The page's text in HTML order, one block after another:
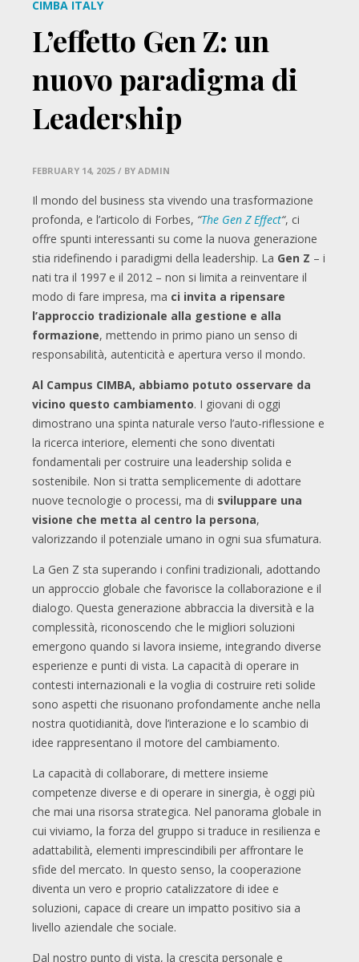
CIMBA ITALY
L’effetto Gen Z: un
nuovo paradigma di
Leadership
FEBRUARY 14, 2025 / BY ADMIN
Il mondo del business sta vivendo una trasformazione
profonda, e l’articolo di Forbes, “The Gen Z Effect“, ci
offre spunti interessanti su come la nuova generazione
stia ridefinendo i paradigmi della leadership. La Gen Z – i
nati tra il 1997 e il 2012 – non si limita a reinventare il
modo di fare impresa, ma ci invita a ripensare
l’approccio tradizionale alla gestione e alla
formazione, mettendo in primo piano un senso di
responsabilità, autenticità e apertura verso il mondo.
Al Campus CIMBA, abbiamo potuto osservare da
vicino questo cambiamento. I giovani di oggi
dimostrano una spinta naturale verso l’auto-riflessione e
la ricerca interiore, elementi che sono diventati
fondamentali per costruire una leadership solida e
sostenibile. Non si tratta semplicemente di adottare
nuove tecnologie o processi, ma di sviluppare una
visione che metta al centro la persona,
valorizzando il potenziale umano in ogni sua sfumatura.
La Gen Z sta superando i confini tradizionali, adottando
un approccio globale che favorisce la collaborazione e il
dialogo. Questa generazione abbraccia la diversità e la
complessità, riconoscendo che le migliori soluzioni
emergono quando si lavora insieme, integrando diverse
esperienze e punti di vista. La capacità di operare in
contesti internazionali e la voglia di costruire reti solide
sono aspetti che risuonano profondamente anche nella
nostra quotidianità, dove l’interazione e lo scambio di
idee rappresentano il motore del cambiamento.
La capacità di collaborare, di mettere insieme
competenze diverse e di operare in sinergia, è oggi più
che mai una risorsa strategica. Nel panorama globale in
cui viviamo, la forza del gruppo si traduce in resilienza e
adattabilità, elementi imprescindibili per affrontare le
sfide del mercato. In questo senso, la cooperazione
diventa un vero e proprio catalizzatore di idee e
soluzioni, capace di creare un impatto positivo sia a
livello aziendale che sociale.
Dal nostro punto di vista, la crescita personale e